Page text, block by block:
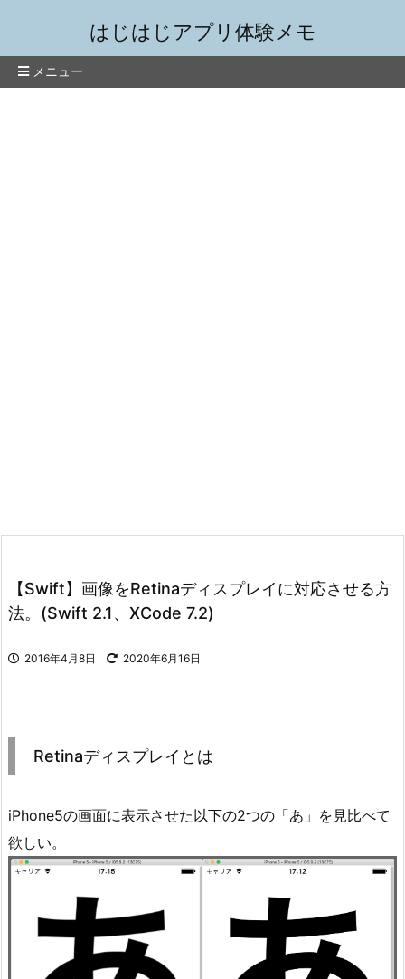
はじはじアプリ体験メモ
メニュー
【Swift】画像をRetinaディスプレイに対応させる方
法。(Swift 2.1、XCode 7.2)
2016年4月8日 2020年6月16日
Retinaディスプレイとは
iPhone5の画面に表示させた以下の2つの「あ」を見比べて
欲しい。